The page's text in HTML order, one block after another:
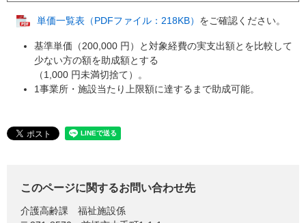
単価一覧表（PDFファイル：218KB） をご確認ください。
基準単価（200,000 円）と対象経費の実支出額とを比較して
少ない方の額を助成額とする
（1,000 円未満切捨て）。
1事業所・施設当たり上限額に達するまで助成可能。
このページに関するお問い合わせ先
介護高齢課
福祉施設係